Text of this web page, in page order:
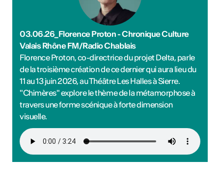
03.06.26_Florence Proton - Chronique Culture
Valais Rhône FM/Radio Chablais
Florence Proton, co-directrice du projet Delta, parle
de la troisième création de ce dernier qui aura lieu du
11 au 13 juin 2026, au Théâtre Les Halles à Sierre.
"Chimères" explore le thème de la métamorphose à
travers une forme scénique à forte dimension
visuelle.